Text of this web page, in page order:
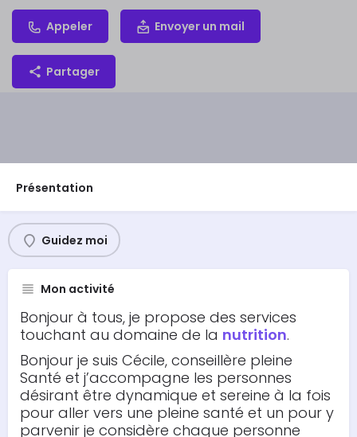
Appeler Envoyer un mail
Partager
Présentation
Guidez moi
Mon activité
Bonjour à tous, je propose des services
touchant au domaine de la nutrition.
Bonjour je suis Cécile, conseillère pleine
Santé et j’accompagne les personnes
désirant être dynamique et sereine à la fois
pour aller vers une pleine santé et un pour y
parvenir je considère chaque personne